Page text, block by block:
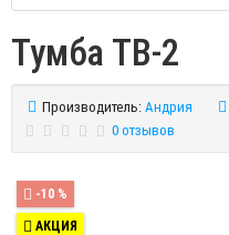
Тумба ТВ-2
Производитель: Андрия
0 отзывов
-10 %
АКЦИЯ